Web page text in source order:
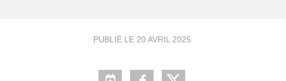
PUBLIÉ LE 20 AVRIL 2025